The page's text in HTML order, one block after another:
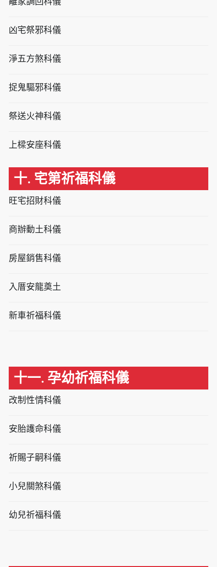
凶宅祭邪科儀
淨五方煞科儀
捉鬼驅邪科儀
祭送火神科儀
上樑安座科儀
十. 宅第祈福科儀
旺宅招財科儀
商辦動土科儀
房屋銷售科儀
入厝安龍奠土
新車祈福科儀
十一. 孕幼祈福科儀
改制性情科儀
安胎護命科儀
祈賜子嗣科儀
小兒關煞科儀
幼兒祈福科儀